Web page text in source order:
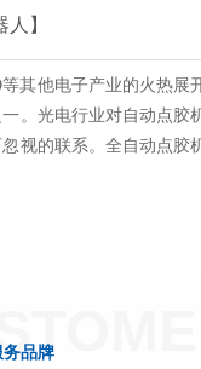
】
其他电子产业的火热展
。光电行业对自动点胶
视的联系。全自动点胶
、手机壳、耳机、电池
务品牌